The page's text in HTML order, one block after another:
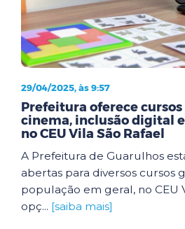
29/04/2025, às 9:57
Prefeitura oferece
cinema, inclusão digital
no CEU Vila São Rafael
A Prefeitura de Guarulhos
abertas para diversos cursos
população em geral, no CEU
opç... [saiba mais]